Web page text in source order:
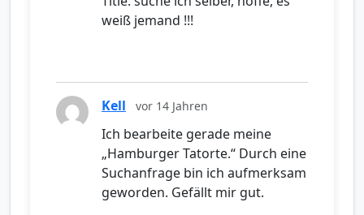
weiß jemand !!!
Kell vor 14 Jahren
Ich bearbeite gerade meine
„Hamburger Tatorte.“ Durch eine
Suchanfrage bin ich aufmerksam
geworden. Gefällt mir gut.